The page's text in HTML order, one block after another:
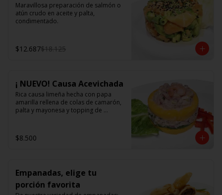
Maravillosa preparación de salmón o
atún crudo en aceite y palta,
condimentado.
$12.687$18.125
¡ NUEVO! Causa Acevichada
Rica causa limeña hecha con papa
amarilla rellena de colas de camarón,
palta y mayonesa y topping de
$8.500
Empanadas, elige tu
porción favorita